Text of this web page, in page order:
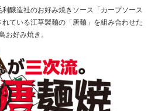
醸造社のお好み焼きソース「カープソース
ている江草製麺の「唐麺」を組み合わせた
お好み焼き。